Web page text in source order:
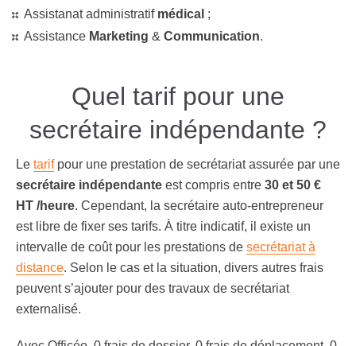
Assistanat administratif médical ;
Assistance Marketing & Communication.
Quel tarif pour une
secrétaire indépendante ?
Le tarifpour une prestation de secrétariat assurée par une
secrétaire indépendante est compris entre 30 et 50 €
HT /heure. Cependant, la secrétaire auto-entrepreneur
est libre de fixer ses tarifs. À titre indicatif, il existe un
intervalle de coût pour les prestations de secrétariat à
distance. Selon le cas et la situation, divers autres frais
peuvent s’ajouter pour des travaux de secrétariat
externalisé.